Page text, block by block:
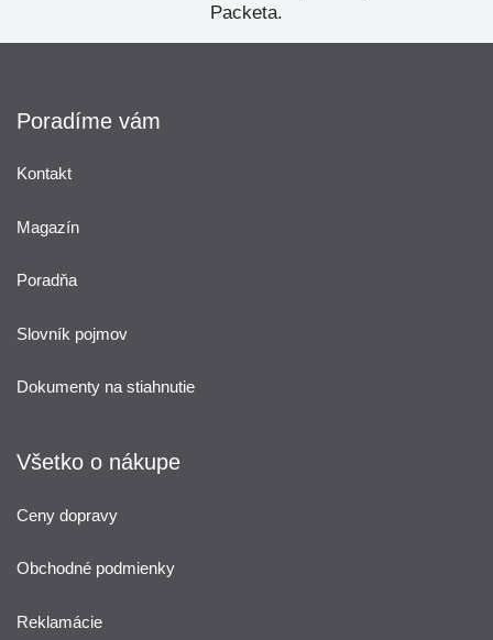
Packeta.
Poradíme vám
Kontakt
Magazín
Poradňa
Slovník pojmov
Dokumenty na stiahnutie
Všetko o nákupe
Ceny dopravy
Obchodné podmienky
Reklamácie